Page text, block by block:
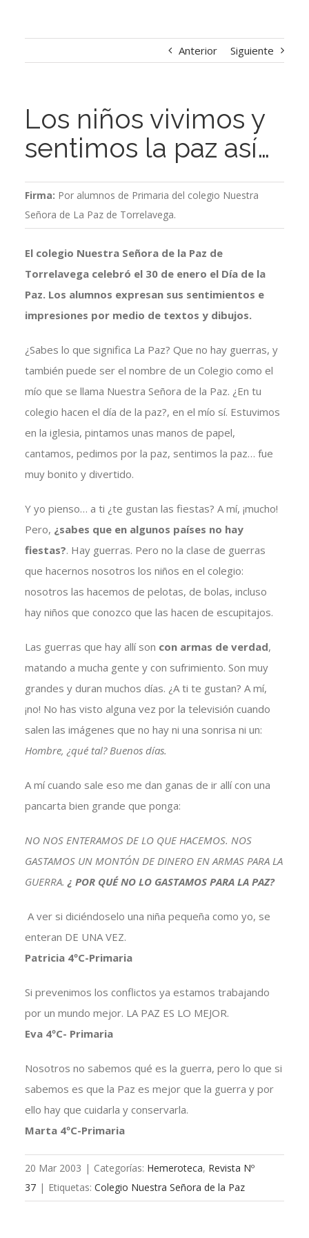
Anterior Siguiente
Los niños vivimos y
sentimos la paz así…
Firma: Por alumnos de Primaria del colegio Nuestra
Señora de La Paz de Torrelavega.
El colegio Nuestra Señora de la Paz de
Torrelavega celebró el 30 de enero el Día de la
Paz. Los alumnos expresan sus sentimientos e
impresiones por medio de textos y dibujos.
¿Sabes lo que significa La Paz? Que no hay guerras, y
también puede ser el nombre de un Colegio como el
mío que se llama Nuestra Señora de la Paz. ¿En tu
colegio hacen el día de la paz?, en el mío sí. Estuvimos
en la iglesia, pintamos unas manos de papel,
cantamos, pedimos por la paz, sentimos la paz… fue
muy bonito y divertido.
Y yo pienso… a ti ¿te gustan las fiestas? A mí, ¡mucho!
Pero, ¿sabes que en algunos países no hay
fiestas?. Hay guerras. Pero no la clase de guerras
que hacernos nosotros los niños en el colegio:
nosotros las hacemos de pelotas, de bolas, incluso
hay niños que conozco que las hacen de escupitajos.
Las guerras que hay allí son con armas de verdad,
matando a mucha gente y con sufrimiento. Son muy
grandes y duran muchos días. ¿A ti te gustan? A mí,
¡no! No has visto alguna vez por la televisión cuando
salen las imágenes que no hay ni una sonrisa ni un:
Hombre, ¿qué tal? Buenos días.
A mí cuando sale eso me dan ganas de ir allí con una
pancarta bien grande que ponga:
NO NOS ENTERAMOS DE LO QUE HACEMOS. NOS
GASTAMOS UN MONTÓN DE DINERO EN ARMAS PARA LA
GUERRA.¿ POR QUÉ NO LO GASTAMOS PARA LA PAZ?
A ver si diciéndoselo una niña pequeña como yo, se
enteran DE UNA VEZ.
Patricia 4ºC-Primaria
Si prevenimos los conflictos ya estamos trabajando
por un mundo mejor. LA PAZ ES LO MEJOR.
Eva 4ºC- Primaria
Nosotros no sabemos qué es la guerra, pero lo que si
sabemos es que la Paz es mejor que la guerra y por
ello hay que cuidarla y conservarla.
Marta 4ºC-Primaria
20 Mar 2003 | Categorías: Hemeroteca, Revista Nº
37 | Etiquetas: Colegio Nuestra Señora de la Paz